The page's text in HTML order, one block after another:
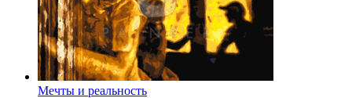
Мечты и реальность